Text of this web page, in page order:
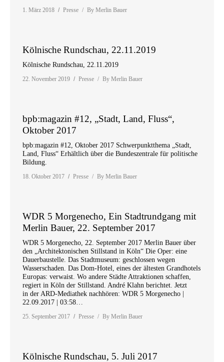
1. März 2018 Presse By Merlin Bauer
Kölnische Rundschau, 22.11.2019
Kölnische Rundschau, 22.11.2019
22. November 2019 Presse By Merlin Bauer
bpb:magazin #12, „Stadt, Land, Fluss“,
Oktober 2017
bpb:magazin #12, Oktober 2017 Schwerpunktthema „Stadt,
Land, Fluss“ Erhältlich über die Bundeszentrale für politische
Bildung.
18. Oktober 2017 Presse By Merlin Bauer
WDR 5 Morgenecho, Ein Stadtrundgang mit
Merlin Bauer, 22. September 2017
WDR 5 Morgenecho, 22. September 2017 Merlin Bauer über
den „Architektonischen Stillstand in Köln“ Die Oper: eine
Dauerbaustelle. Das Stadtmuseum: geschlossen wegen
Wasserschaden. Das Dom-Hotel, eines der ältesten Grandhotels
Europas: verwaist. Wo andere Städte Attraktionen schaffen,
regiert in Köln der Stillstand. André Klahn berichtet. Jetzt
in der ARD-Mediathek nachhören: WDR 5 Morgenecho |
22.09.2017 | 03:58…
25. September 2017 Presse By Merlin Bauer
Kölnische Rundschau, 5. Juli 2017